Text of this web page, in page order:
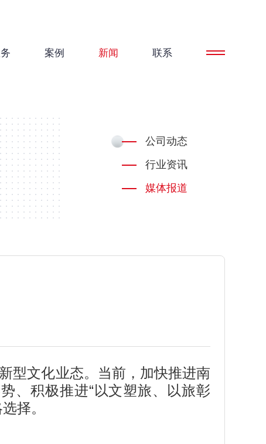
案例 新闻 联系
公司动态
行业资讯
媒体报道
型文化业态。当前，加快推进南
、积极推进“以文塑旅、以旅彰
择。